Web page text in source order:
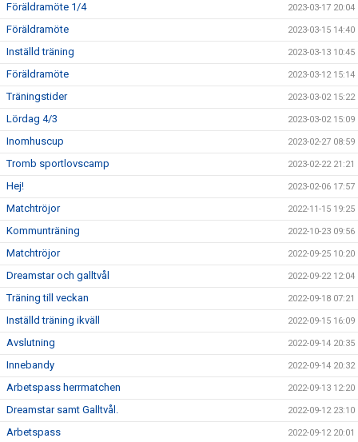
Föräldramöte 1/4 2023-03-17 20:04
Föräldramöte 2023-03-15 14:40
Inställd träning 2023-03-13 10:45
Föräldramöte 2023-03-12 15:14
Träningstider 2023-03-02 15:22
Lördag 4/3 2023-03-02 15:09
Inomhuscup 2023-02-27 08:59
Tromb sportlovscamp 2023-02-22 21:21
Hej! 2023-02-06 17:57
Matchtröjor 2022-11-15 19:25
Kommunträning 2022-10-23 09:56
Matchtröjor 2022-09-25 10:20
Dreamstar och galltvål 2022-09-22 12:04
Träning till veckan 2022-09-18 07:21
Inställd träning ikväll 2022-09-15 16:09
Avslutning 2022-09-14 20:35
Innebandy 2022-09-14 20:32
Arbetspass herrmatchen 2022-09-13 12:20
Dreamstar samt Galltvål. 2022-09-12 23:10
Arbetspass 2022-09-12 20:01